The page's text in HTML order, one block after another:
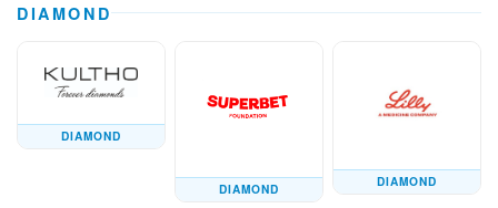
DIAMOND
DIAMOND
DIAMOND
DIAMOND